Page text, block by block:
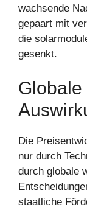
wachsende
gepaart mit
die
gesenkt.
Globale
Die
nur durch
durch globale
staatliche